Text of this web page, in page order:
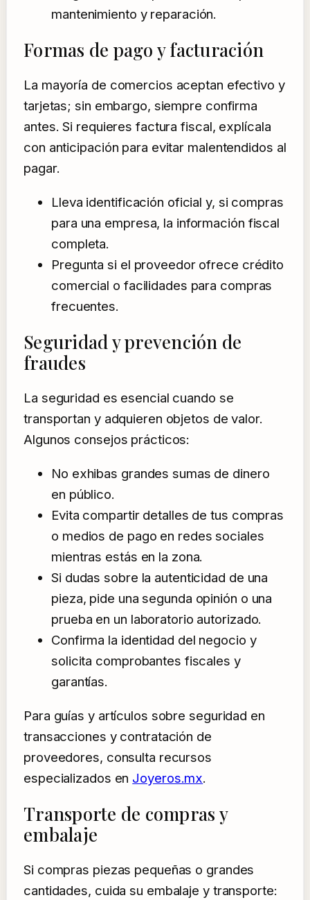
mantenimiento y reparación.
Formas de pago y facturación
La mayoría de comercios aceptan efectivo y
tarjetas; sin embargo, siempre confirma
antes. Si requieres factura fiscal, explícala
con anticipación para evitar malentendidos al
pagar.
Lleva identificación oficial y, si compras
para una empresa, la información fiscal
completa.
Pregunta si el proveedor ofrece crédito
comercial o facilidades para compras
frecuentes.
Seguridad y prevención de
fraudes
La seguridad es esencial cuando se
transportan y adquieren objetos de valor.
Algunos consejos prácticos:
No exhibas grandes sumas de dinero
en público.
Evita compartir detalles de tus compras
o medios de pago en redes sociales
mientras estás en la zona.
Si dudas sobre la autenticidad de una
pieza, pide una segunda opinión o una
prueba en un laboratorio autorizado.
Confirma la identidad del negocio y
solicita comprobantes fiscales y
garantías.
Para guías y artículos sobre seguridad en
transacciones y contratación de
proveedores, consulta recursos
especializados en Joyeros.mx.
Transporte de compras y
embalaje
Si compras piezas pequeñas o grandes
cantidades, cuida su embalaje y transporte: